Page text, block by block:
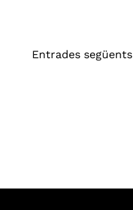
Entrades següents